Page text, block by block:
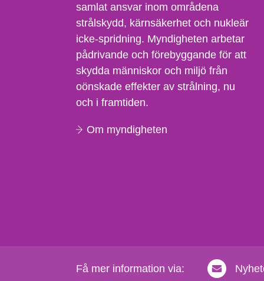
samlat ansvar inom områdena
strålskydd, kärnsäkerhet och nukleär
icke-spridning. Myndigheten arbetar
pådrivande och förebyggande för att
skydda människor och miljö från
oönskade effekter av strålning, nu
och i framtiden.
Om myndigheten
Få mer information via: